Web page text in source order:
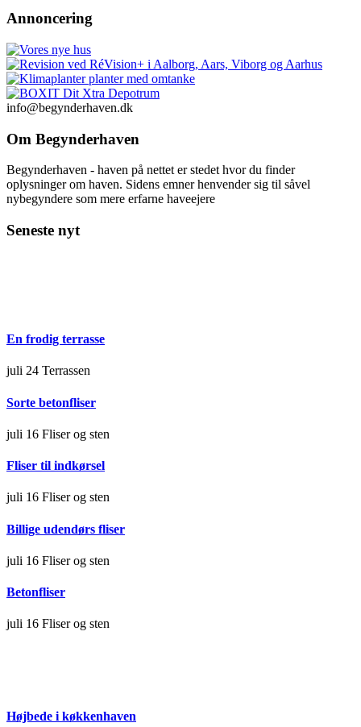
Annoncering
info@begynderhaven.dk
Om Begynderhaven
Begynderhaven - haven på nettet er stedet hvor du finder
oplysninger om haven. Sidens emner henvender sig til såvel
nybegyndere som mere erfarne haveejere
Seneste nyt
En frodig terrasse
juli 24 Terrassen
Sorte betonfliser
juli 16 Fliser og sten
Fliser til indkørsel
juli 16 Fliser og sten
Billige udendørs fliser
juli 16 Fliser og sten
Betonfliser
juli 16 Fliser og sten
Højbede i køkkenhaven